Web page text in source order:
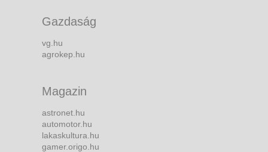
Gazdaság
vg.hu
agrokep.hu
Magazin
astronet.hu
automotor.hu
lakaskultura.hu
gamer.origo.hu